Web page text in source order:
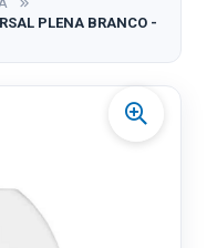
PLENA BRANCO -